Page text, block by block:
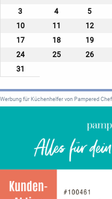
3
4 5
10
11 12
17
18 19
24
25 26
31
Werbung für Küchenhelfer von Pampered